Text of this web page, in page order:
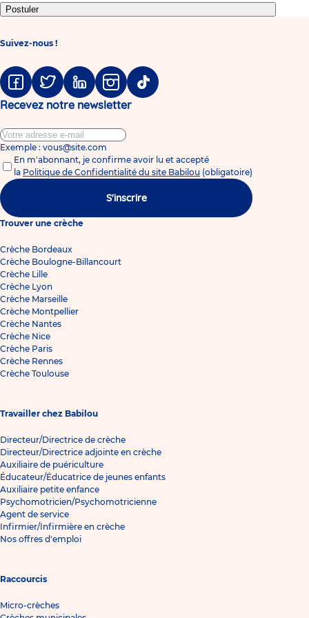
Postuler
Suivez-nous !
FacebookTwitter LinkedinInstagramTiktok
Recevez notre newsletter
Exemple : vous@site.com
En m'abonnant, je confirme avoir lu et accepté
la Politique de Confidentialité du site Babilou (obligatoire)
S'inscrire
Trouver une crèche
Crèche Bordeaux
Crèche Boulogne-Billancourt
Crèche Lille
Crèche Lyon
Crèche Marseille
Crèche Montpellier
Crèche Nantes
Crèche Nice
Crèche Paris
Crèche Rennes
Crèche Toulouse
Travailler chez Babilou
Directeur/Directrice de crèche
Directeur/Directrice adjointe en crèche
Auxiliaire de puériculture
Éducateur/Éducatrice de jeunes enfants
Auxiliaire petite enfance
Psychomotricien/Psychomotricienne
Agent de service
Infirmier/Infirmière en crèche
Nos offres d'emploi
Raccourcis
Micro-crèches